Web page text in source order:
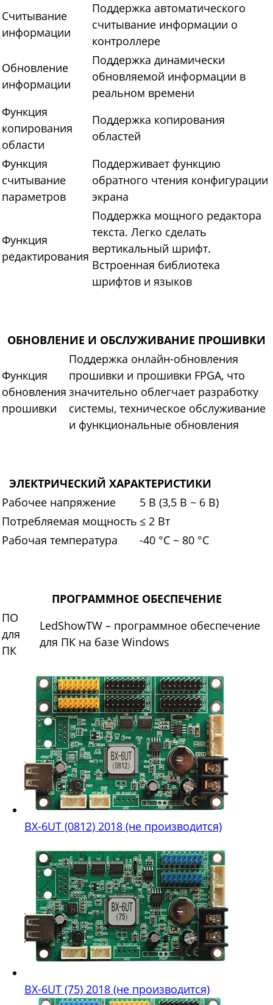
Считывание
информации
Поддержка автоматического
считывание информации о
контроллере
Обновление
информации
Поддержка динамически
обновляемой информации в
реальном времени
Функция
копирования
области
Поддержка копирования
областей
Функция
считывание
параметров
Поддерживает функцию
обратного чтения конфигурации
экрана
Функция
редактирования
Поддержка мощного редактора
текста. Легко сделать
вертикальный шрифт.
Встроенная библиотека
шрифтов и языков
ОБНОВЛЕНИЕ И ОБСЛУЖИВАНИЕ ПРОШИВКИ
Функция
обновления
прошивки
Поддержка онлайн-обновления
прошивки и прошивки FPGA, что
значительно облегчает разработку
системы, техническое обслуживание
и функциональные обновления
ЭЛЕКТРИЧЕСКИЙ ХАРАКТЕРИСТИКИ
Рабочее напряжение
5 В (3,5 В ~ 6 В)
Потребляемая мощность ≤ 2 Вт
Рабочая температура
-40 °C ~ 80 °C
ПРОГРАММНОЕ ОБЕСПЕЧЕНИЕ
ПО
для
ПК
LedShowTW – программное обеспечение
для ПК на базе Windows
BX-6UT (0812) 2018 (не производится)
BX-6UT (75) 2018 (не производится)